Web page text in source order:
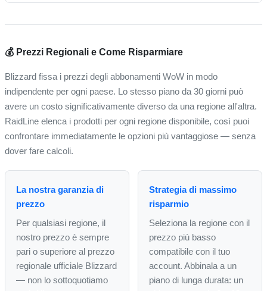
💰 Prezzi Regionali e Come Risparmiare
Blizzard fissa i prezzi degli abbonamenti WoW in modo
indipendente per ogni paese. Lo stesso piano da 30 giorni può
avere un costo significativamente diverso da una regione all'altra.
RaidLine elenca i prodotti per ogni regione disponibile, così puoi
confrontare immediatamente le opzioni più vantaggiose — senza
dover fare calcoli.
La nostra garanzia di
prezzo
Per qualsiasi regione, il
nostro prezzo è sempre
pari o superiore al prezzo
regionale ufficiale Blizzard
— non lo sottoquotiamo
Strategia di massimo
risparmio
Seleziona la regione con il
prezzo più basso
compatibile con il tuo
account. Abbinala a un
piano di lunga durata: un